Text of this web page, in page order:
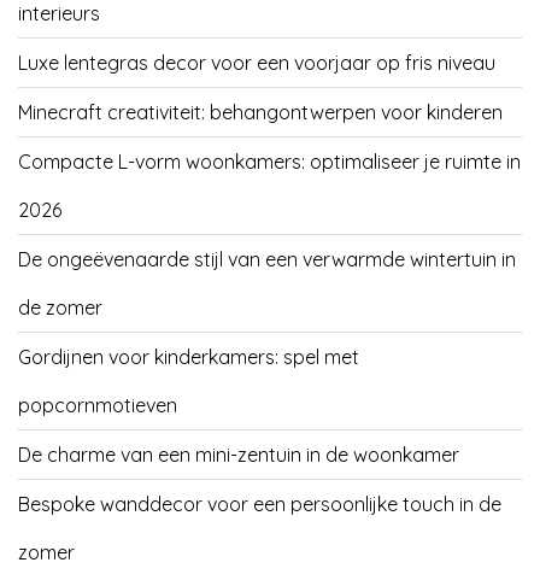
interieurs
Luxe lentegras decor voor een voorjaar op fris niveau
Minecraft creativiteit: behangontwerpen voor kinderen
Compacte L-vorm woonkamers: optimaliseer je ruimte in
2026
De ongeëvenaarde stijl van een verwarmde wintertuin in
de zomer
Gordijnen voor kinderkamers: spel met
popcornmotieven
De charme van een mini-zentuin in de woonkamer
Bespoke wanddecor voor een persoonlijke touch in de
zomer